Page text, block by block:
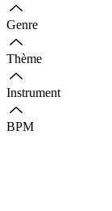
Genre
Thème
Instrument
BPM